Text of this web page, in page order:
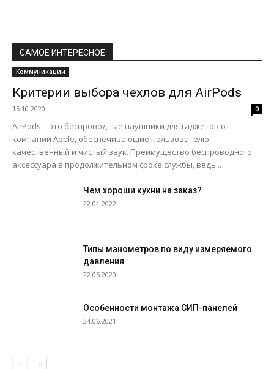
САМОЕ ИНТЕРЕСНОЕ
Коммуникации
Критерии выбора чехлов для AirPods
15.10.2020 0
AirPods – это беспроводные наушники для гаджетов от
компании Apple, обеспечивающие пользователю
качественный и чистый звук. Преимущество беспроводного
аксессуара в продолжительном сроке службы, ведь...
Чем хороши кухни на заказ?
22.01.2022
Типы манометров по виду измеряемого
давления
22.05.2020
Особенности монтажа СИП-панелей
24.06.2021